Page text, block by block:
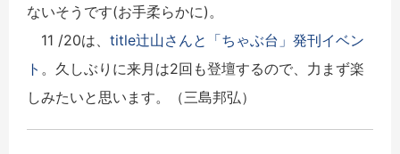
ないそうです(お手柔らかに)。
11 /20は、 title辻山さんと「ちゃぶ台」発刊イベン
ト 。久しぶりに来月は2回も登壇するので、力まず楽
しみたいと思います。（三島邦弘）